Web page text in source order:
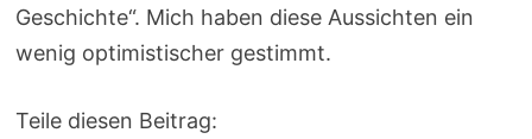
Geschichte“. Mich haben diese Aussichten ein
wenig optimistischer gestimmt.
Teile diesen Beitrag: